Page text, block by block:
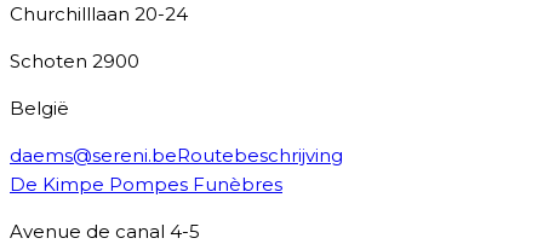
Churchilllaan 20-24
Schoten 2900
België
daems@sereni.beRoutebeschrijving
De Kimpe Pompes Funèbres
Avenue de canal 4-5